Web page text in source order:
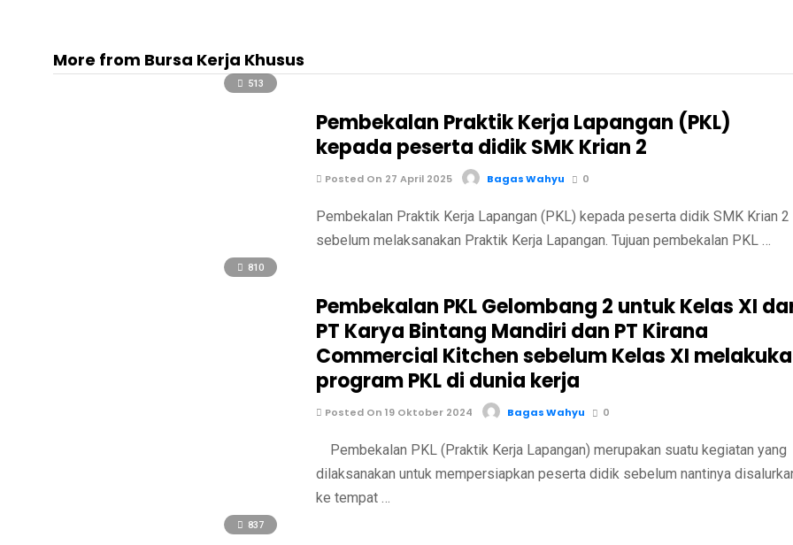
More from Bursa Kerja Khusus
513
Pembekalan Praktik Kerja Lapangan (PKL)
kepada peserta didik SMK Krian 2
Posted On 27 April 2025 Bagas Wahyu 0
Pembekalan Praktik Kerja Lapangan (PKL) kepada peserta didik SMK Krian 2
sebelum melaksanakan Praktik Kerja Lapangan. Tujuan pembekalan PKL …
810
Pembekalan PKL Gelombang 2 untuk Kelas XI
PT Karya Bintang Mandiri dan PT Kirana
Commercial Kitchen sebelum Kelas XI
program PKL di dunia kerja
Posted On 19 Oktober 2024 Bagas Wahyu 0
Pembekalan PKL (Praktik Kerja Lapangan) merupakan suatu kegiatan yang
dilaksanakan untuk mempersiapkan peserta didik sebelum nantinya
ke tempat …
837